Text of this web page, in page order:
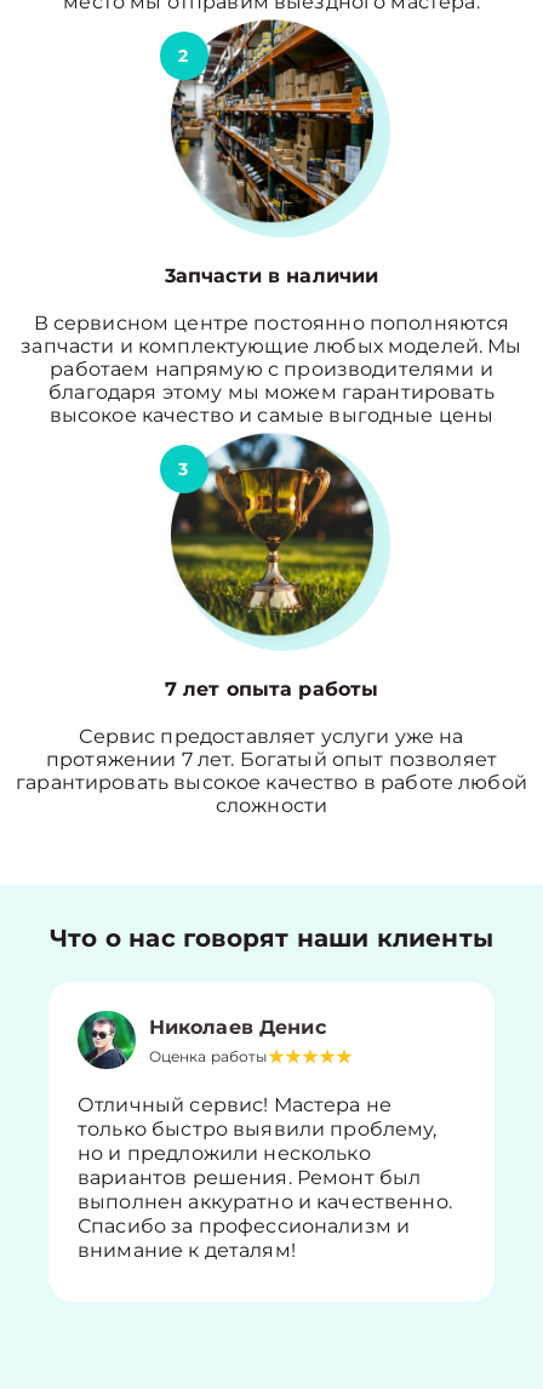
2
3апчасти в наличии
В сервисном центре постоянно пополняются
запчасти и комплектующие любых моделей. Мы
работаем напрямую с производителями и
благодаря этому мы можем гарантировать
высокое качество и самые выгодные цены
3
7 лет опыта работы
Сервис предоставляет услуги уже на
протяжении 7 лет. Богатый опыт позволяет
гарантировать высокое качество в работе любой
сложности
Что о нас говорят наши клиенты
Николаев Денис
Оценка работы
Отличный сервис! Мастера не
только быстро выявили проблему,
но и предложили несколько
вариантов решения. Ремонт был
выполнен аккуратно и качественно.
Спасибо за профессионализм и
внимание к деталям!